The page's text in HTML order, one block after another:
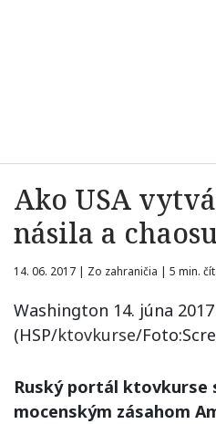
Ako USA
násila a
14. 06. 2017 | Zo zahraničia | 5 min.
Washington 14. júna 2017
(HSP/ktovkurse/
Ruský portál ktovkurse
mocenským zásahom